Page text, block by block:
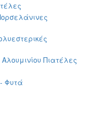
Πιατέλες
Φυτά